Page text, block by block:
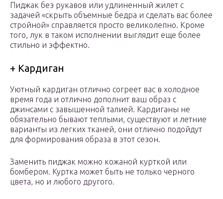
Пиджак без рукавов или удлиненный жилет с
задачей «скрыть объемные бедра и сделать вас более
стройной» справляется просто великолепно. Кроме
того, лук в таком исполнении выглядит еще более
стильно и эффектно.
+ Кардиган
Уютный кардиган отлично согреет вас в холодное
время года и отлично дополнит ваш образ с
джинсами с завышенной талией. Кардиганы не
обязательно бывают теплыми, существуют и летние
варианты из легких тканей, они отлично подойдут
для формирования образа в этот сезон.
Заменить пиджак можно кожаной курткой или
бомбером. Куртка может быть не только черного
цвета, но и любого другого.